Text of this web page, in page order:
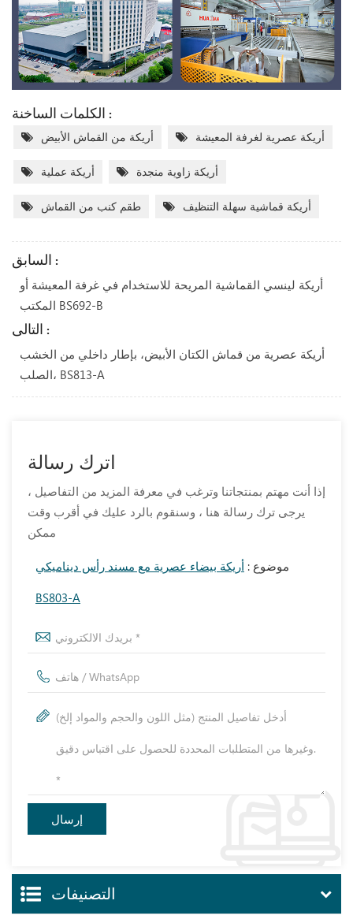
الكلمات الساخنة :
أريكة من القماش الأبيض أريكة عصرية لغرفة المعيشة
أريكة عملية أريكة زاوية منجدة
طقم كنب من القماش أريكة قماشية سهلة التنظيف
السابق :
أريكة لينسي القماشية المريحة للاستخدام في غرفة المعيشة أو
المكتب BS692-B
التالى :
أريكة عصرية من قماش الكتان الأبيض، بإطار داخلي من الخشب
الصلب، BS813-A
اترك رسالة
إذا أنت مهتم بمنتجاتنا وترغب في معرفة المزيد من التفاصيل ،
يرجى ترك رسالة هنا ، وسنقوم بالرد عليك في أقرب وقت
ممكن
موضوع : أريكة بيضاء عصرية مع مسند رأس ديناميكي
BS803-A
التصنيفات